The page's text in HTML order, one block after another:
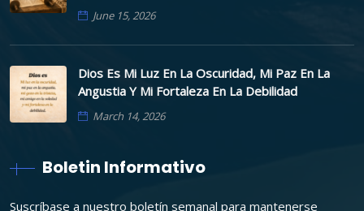
June 15, 2026
Dios Es Mi Luz En La Oscuridad, Mi Paz En La
Angustia Y Mi Fortaleza En La Debilidad
March 14, 2026
Boletin Informativo
Suscríbase a nuestro boletín semanal para mantenerse